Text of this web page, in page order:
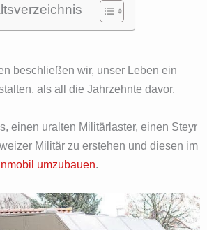
beschließen wir, unser Leben ein
als all die Jahrzehnte davor.
einen uralten Militärlaster, einen Steyr
Militär zu erstehen und diesen im
umzubauen.